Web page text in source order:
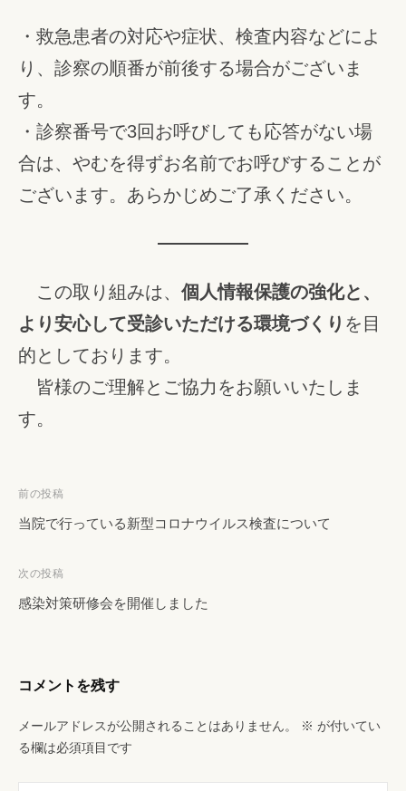
・救急患者の対応や症状、検査内容などによ
り、診察の順番が前後する場合がございま
す。
・診察番号で3回お呼びしても応答がない場
合は、やむを得ずお名前でお呼びすることが
ございます。あらかじめご了承ください。
この取り組みは、 個人情報保護の強化と、
より安心して受診いただける環境づくり を目
的としております。
皆様のご理解とご協力をお願いいたしま
す。
投
稿
ビ
ゲ
前の投稿
当院で行っている新型コロナウイルス検査について
次の投稿
感染対策研修会を開催しました
コメントを残す
メールアドレスが公開されることはありません。 ※ が付いてい
る欄は必須項目です